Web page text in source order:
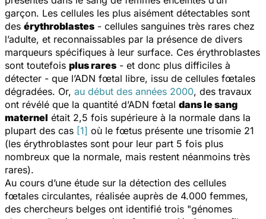
garçon. Les cellules les plus aisément détectables sont
des érythroblastes - cellules sanguines très rares chez
l’adulte, et reconnaissables par la présence de divers
marqueurs spécifiques à leur surface. Ces érythroblastes
sont toutefois plus rares - et donc plus difficiles à
détecter - que l’ADN fœtal libre, issu de cellules fœtales
dégradées. Or, au début des années 2000, des travaux
ont révélé que la quantité d’ADN fœtal dans le sang
maternel était 2,5 fois supérieure à la normale dans la
plupart des cas [1] où le fœtus présente une trisomie 21
(les érythroblastes sont pour leur part 5 fois plus
nombreux que la normale, mais restent néanmoins très
rares).
Au cours d’une étude sur la détection des cellules
fœtales circulantes, réalisée auprès de 4.000 femmes,
des chercheurs belges ont identifié trois "génomes